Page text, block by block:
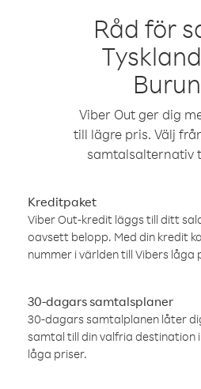
Råd för
Viber Out ger dig
till lägre pris. Välj
samtalsalternativ
Kreditpaket
Viber Out-kredit läggs till ditt
oavsett belopp. Med din kredit
nummer i världen till Vibers låga
30-dagars samtalsplaner
30-dagars samtalplanen låter
samtal till din valfria destination
låga priser.